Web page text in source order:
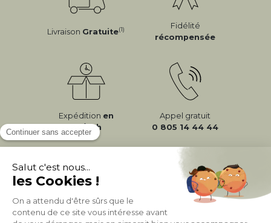
Livraison Gratuite(1)
Fidélité
récompensée
Expédition en
24/72h
Appel gratuit
0 805 14 44 44
À PROPOS DE MILIBOO